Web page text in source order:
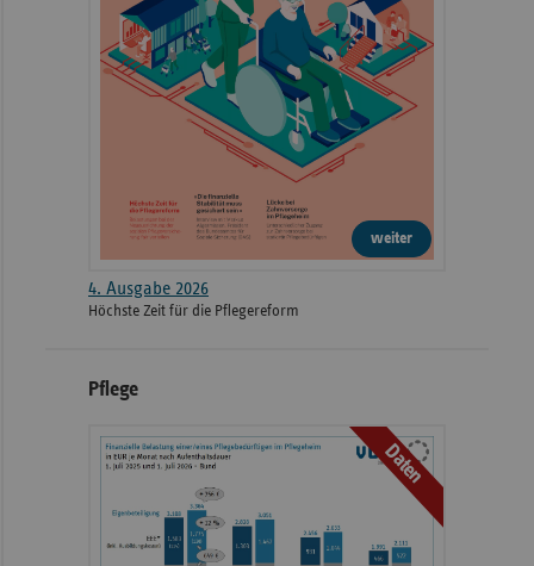
weiter
4. Ausgabe 2026
Höchste Zeit für die Pflegereform
Pflege
Daten